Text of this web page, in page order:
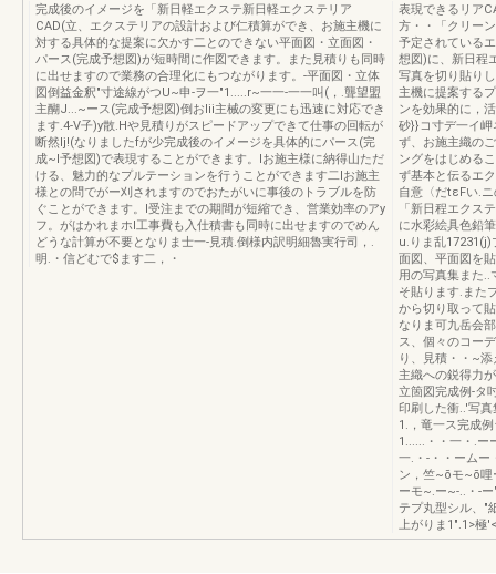
完成後のイメージを「新日軽エクステ新日軽エクステリア
CAD(立、エクステリアの設計および仁積算ができ、お施主機に
対する具体的な提案に欠かす二とのできない平面図・立面図・
パース(完成予想図)が短時間に作図できます。また見積りも同時
に出せますので業務の合理化にもつながります。-平面図・立体
図倒益金釈"寸途線がつU~申-ヲ一"1.....r~一一-一一叫(，.聾望盟
主醐J...~ース(完成予想図)倒おlii主械の変更にも迅速に対応でき
ます.4-V子)y散.Hや見積りがスピードアップできて仕事の回転が
断然lj!(なりましたfが少完成後のイメージを具体的にパース(完
成~I予想図)で表現することができます。lお施主様に納得山ただ
ける、魅力的なプルテーションを行うことができます二lお施主
様との問でがー刈されますのでおたがいに事後のトラブルを防
ぐことができます。l受注までの期間が短縮でき、営業効率のアy
フ。がはかれまホl工事費も入仕積書も同時に出せますのでめん
どうな計算が不要となりま士一-見積.倒様内訳明細魯実行司，.
明.・信どむで$ます二，・
表現できるリア
方・・「クリー
予定されている
想図)に、新日程
写真を切り貼り
主機に提案する
ンを効果的に，
砂}}コ寸デ一イ
ず、お施主織の
ングをはじめる
ず基本と伝るエ
自意〈だtεFい.
「新日程エクス
に水彩絵具色鉛
u.りま乱17231(j)
面図、平面図を
用の写真集また..
そ貼ります.また
から切り取って
なりま可九岳会
ス、個々のコー
り、見積・・~
主織への鋭得力
立箇図完成例-タ
印刷した衝..'写
1.，竜一ス完成
1......・・一・.ー
一.・-・・ーム
ン，竺~õモ~õ哩
ーモ~.ー~-..・-
テプ丸型シル、"
上がりま1".1>極